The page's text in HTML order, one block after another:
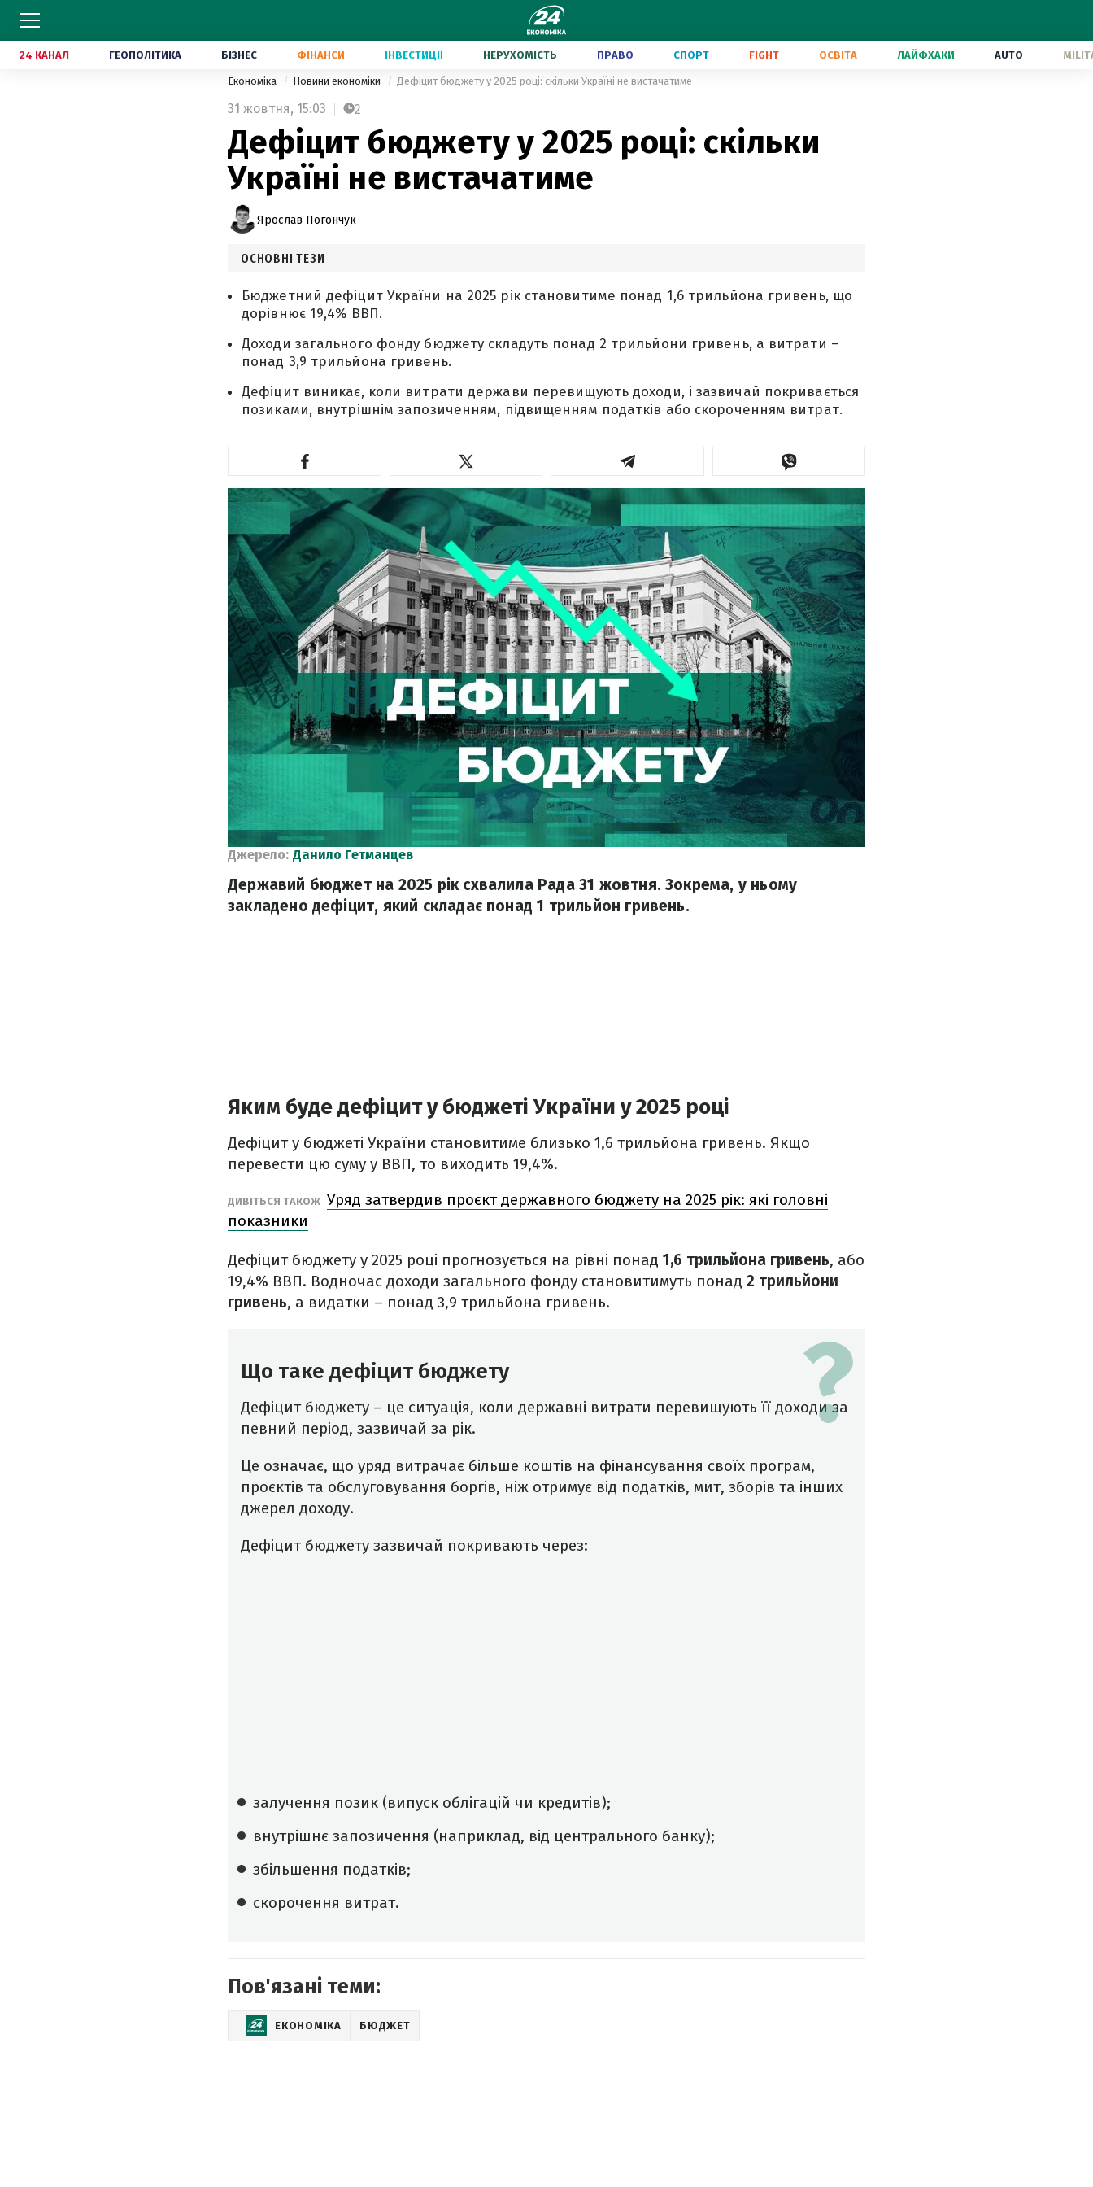
24 КАНАЛ ГЕОПОЛІТИКА БІЗНЕС ФІНАНСИ ІНВЕСТИЦІЇ НЕРУХОМІСТЬ ПРАВО СПОРТ FIGHT ОСВІТА ЛАЙФХАКИ AUTO
Економіка Новини економіки Дефіцит бюджету у 2025 році: скільки Україні не вистачатиме
31 жовтня, 15:03 2
Дефіцит бюджету у 2025 році: скільки
Україні не вистачатиме
Ярослав Погончук
ОСНОВНІ ТЕЗИ
Бюджетний дефіцит України на 2025 рік становитиме понад 1,6 трильйона гривень, що
дорівнює 19,4% ВВП.
Доходи загального фонду бюджету складуть понад 2 трильйони гривень, а витрати –
понад 3,9 трильйона гривень.
Дефіцит виникає, коли витрати держави перевищують доходи, і зазвичай покривається
позиками, внутрішнім запозиченням, підвищенням податків або скороченням витрат.
Джерело: Данило Гетманцев
Державий бюджет на 2025 рік схвалила Рада 31 жовтня. Зокрема, у ньому
закладено дефіцит, який складає понад 1 трильйон гривень.
Яким буде дефіцит у бюджеті України у 2025 році
Дефіцит у бюджеті України становитиме близько 1,6 трильйона гривень. Якщо
перевести цю суму у ВВП, то виходить 19,4%.
ДИВІТЬСЯ ТАКОЖ Уряд затвердив проєкт державного бюджету на 2025 рік: які головні
показники
Дефіцит бюджету у 2025 році прогнозується на рівні понад 1,6 трильйона гривень, або
19,4% ВВП. Водночас доходи загального фонду становитимуть понад 2 трильйони
гривень, а видатки – понад 3,9 трильйона гривень.
Що таке дефіцит бюджету
Дефіцит бюджету – це ситуація, коли державні витрати перевищують її доходи за
певний період, зазвичай за рік.
Це означає, що уряд витрачає більше коштів на фінансування своїх програм,
проєктів та обслуговування боргів, ніж отримує від податків, мит, зборів та інших
джерел доходу.
Дефіцит бюджету зазвичай покривають через:
залучення позик (випуск облігацій чи кредитів);
внутрішнє запозичення (наприклад, від центрального банку);
збільшення податків;
скорочення витрат.
Пов'язані теми:
ЕКОНОМІКА БЮДЖЕТ